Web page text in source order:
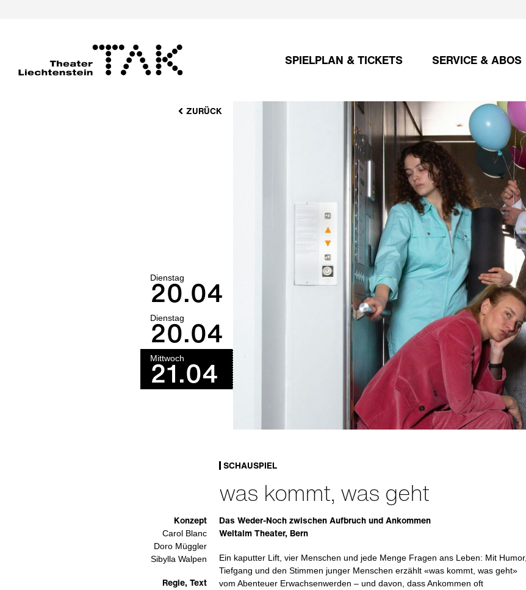
SPIELPLAN & TICKETS SERVICE & ABOS
ZURÜCK
Dienstag
20.04
Dienstag
20.04
Mittwoch
21.04
SCHAUSPIEL
was kommt, was geht
Das Weder-Noch zwischen Aufbruch und Ankommen
Weltalm Theater, Bern
Ein kaputter Lift, vier Menschen und jede Menge Fragen ans Leben: Mit Humor,
Tiefgang und den Stimmen junger Menschen erzählt «was kommt, was geht»
vom Abenteuer Erwachsenwerden – und davon, dass Ankommen oft
Konzept
Carol Blanc
Doro Müggler
Sibylla Walpen
Regie, Text